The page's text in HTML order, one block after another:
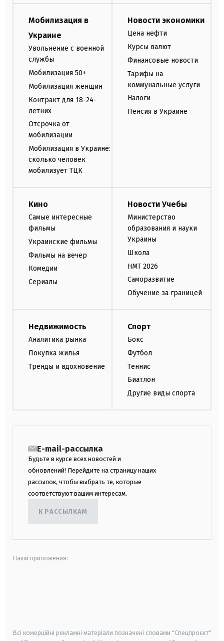
Мобилизация в
Украине
Увольнение с военной
службы
Мобилизация 50+
Мобилизация женщин
Контракт для 18-24-
летних
Отсрочка от
мобилизации
Мобилизация в Украине:
сколько человек
мобилизует ТЦК
Новости экономики
Цена нефти
Курсы валют
Финансовые новости
Тарифы на
коммунальные услуги
Налоги
Пенсия в Украине
Кино
Самые интересные
фильмы
Украинские фильмы
Фильмы на вечер
Комедии
Сериалы
Новости Учебы
Министерство
образования и науки
Украины
Школа
НМТ 2026
Саморазвитие
Обучение за границей
Недвижимость
Аналитика рынка
Покупка жилья
Тренды и вдохновение
Спорт
Бокс
Футбол
Теннис
Биатлон
Другие виды спорта
E-mail-рассылка
Будьте в курсе всех новостей и
обновлений! Перейдите на страницу наших
рассылок, чтобы выбрать те, которые
соответствуют вашим интересам.
К РАССЫЛКАМ
Наши приложения:
Всі комерційні рекламні матеріали позначені словами "Спецпроєкт"